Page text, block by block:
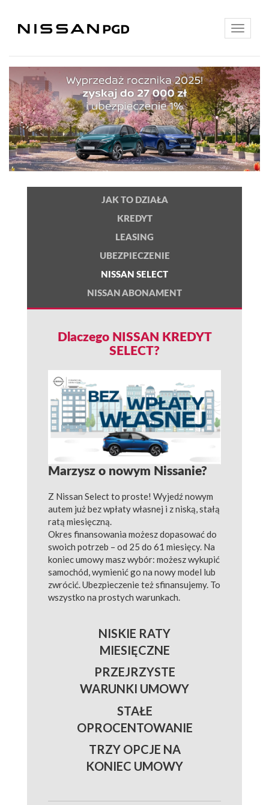
Toggle
JAK TO DZIAŁA
KREDYT
LEASING
UBEZPIECZENIE
NISSAN SELECT
NISSAN ABONAMENT
Dlaczego NISSAN KREDYT
SELECT?
Marzysz o nowym Nissanie?
Z Nissan Select to proste! Wyjedź nowym
autem już bez wpłaty własnej i z niską, stałą
ratą miesięczną.
Okres finansowania możesz dopasować do
swoich potrzeb – od 25 do 61 miesięcy. Na
koniec umowy masz wybór: możesz wykupić
samochód, wymienić go na nowy model lub
zwrócić. Ubezpieczenie też sfinansujemy. To
wszystko na prostych warunkach.
NISKIE RATY
MIESIĘCZNE
PRZEJRZYSTE
WARUNKI UMOWY
STAŁE
OPROCENTOWANIE
TRZY OPCJE NA
KONIEC UMOWY